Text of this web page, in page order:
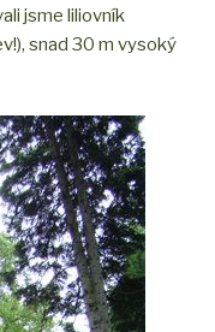
jsme liliovník
snad 30 m vysoký